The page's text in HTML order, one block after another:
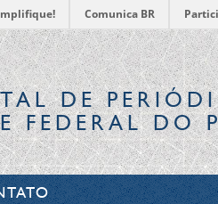
Comunica BR
DE
FEDERAL DO